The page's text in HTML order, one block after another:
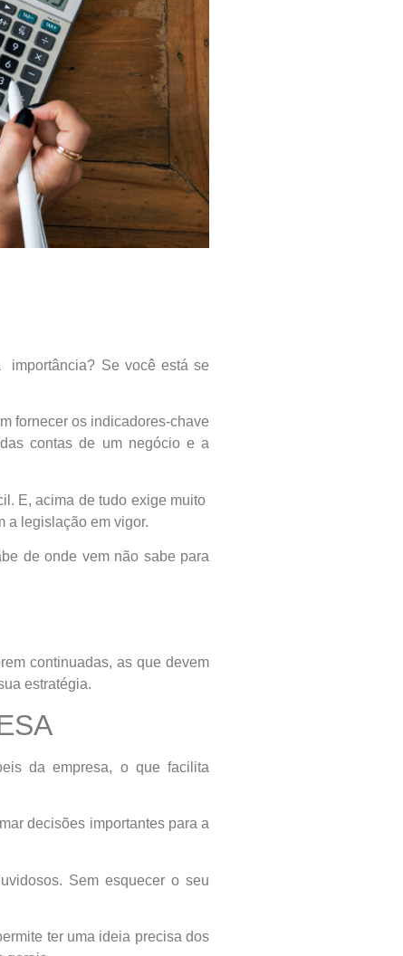
importância? Se você está se
fornecer os indicadores-chave
contas de um negócio e a
E, acima de tudo exige muito
a legislação em vigor.
de onde vem não sabe para
continuadas, as que devem
estratégia.
da empresa, o que facilita
decisões importantes para a
Sem esquecer o seu
ter uma ideia precisa dos